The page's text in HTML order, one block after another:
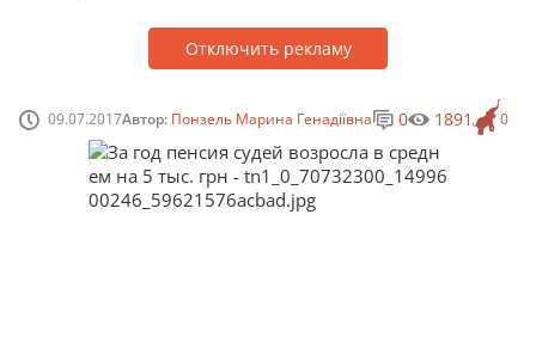
Отключить рекламу
09.07.2017Автор: Понзель Марина Генадіївна 0
0 1891